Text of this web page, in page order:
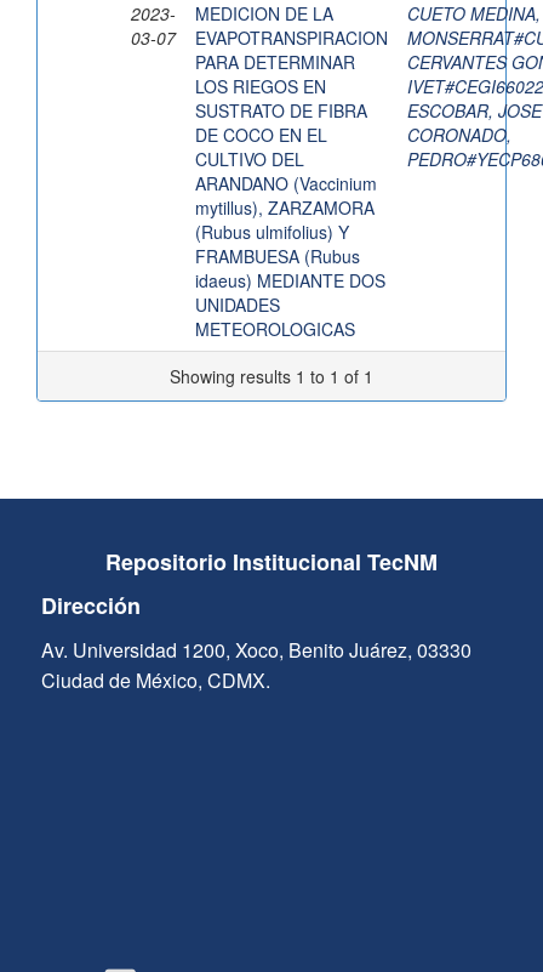
2023-
03-07
MEDICION DE LA
EVAPOTRANSPIRACION
PARA DETERMINAR
LOS RIEGOS EN
SUSTRATO DE FIBRA
DE COCO EN EL
CULTIVO DEL
ARANDANO (Vaccinium
mytillus), ZARZAMORA
(Rubus ulmifolius) Y
FRAMBUESA (Rubus
idaeus) MEDIANTE DOS
UNIDADES
METEOROLOGICAS
CUETO
CERVANTES
ESCOBAR,
CORONADO,
Showing results 1 to 1 of 1
Repositorio Institucional TecNM
Dirección
Av. Universidad 1200, Xoco, Benito Juárez, 03330
Ciudad de México, CDMX.